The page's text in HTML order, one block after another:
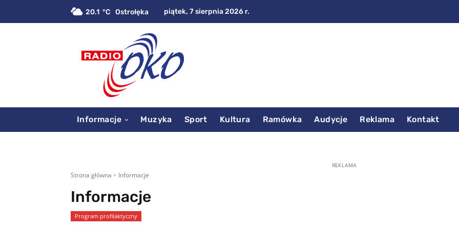
20.1 C Ostrołęka piątek, 7 sierpnia 2026 r.
Informacje Muzyka Sport Kultura Ramówka Audycje Reklama Kontakt
REKLAMA
Strona główna Informacje
Informacje
Program profilaktyczny